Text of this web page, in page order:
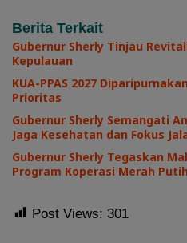
Berita Terkait
Gubernur Sherly Tinjau
Kepulauan
KUA-PPAS 2027
Prioritas
Gubernur Sherly Semangati
Jaga Kesehatan dan Fokus
Gubernur Sherly Tegaskan
Program Koperasi Merah Putih
Post Views: 301